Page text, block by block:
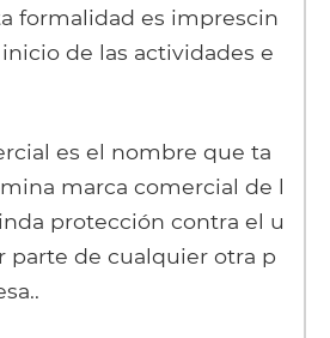
formalidad es imprescin
de las actividades e
es el nombre que ta
marca comercial de l
protección contra el u
parte de cualquier otra p